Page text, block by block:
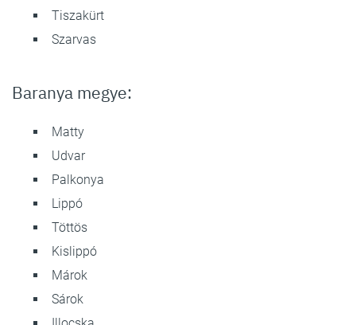
Tiszakürt
Szarvas
Baranya megye:
Matty
Udvar
Palkonya
Lippó
Töttös
Kislippó
Márok
Sárok